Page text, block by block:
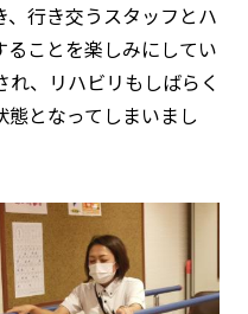
行き交うスタッフとハ
ことを楽しみにしてい
、リハビリもしばらく
となってしまいまし